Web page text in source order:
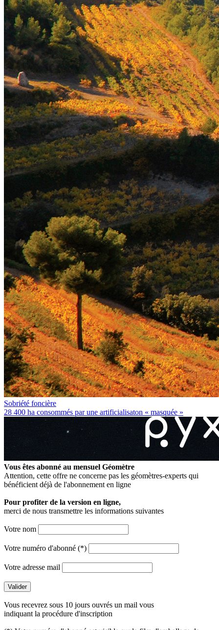
Sobriété foncière
28 400 ha consommés par une artificialisaton « masquée »
Vous êtes abonné au mensuel Géomètre
Attention, cette offre ne concerne pas les géomètres-experts qui
bénéficient déjà de l'abonnement en ligne
Pour profiter de la version en ligne,
merci de nous transmettre les informations suivantes
Votre nom
Votre numéro d'abonné (*)
Votre adresse mail
Vous recevrez sous 10 jours ouvrés un mail vous
indiquant la procédure d'inscription